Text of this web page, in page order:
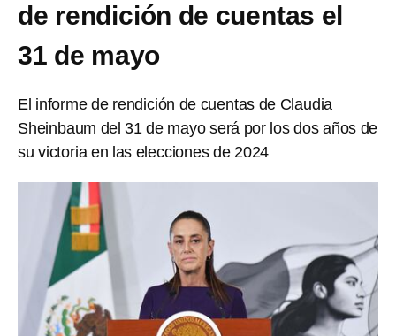
de rendición de cuentas el
31 de mayo
El informe de rendición de cuentas de Claudia
Sheinbaum del 31 de mayo será por los dos años de
su victoria en las elecciones de 2024